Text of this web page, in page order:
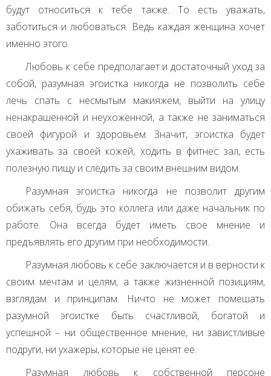
будут относиться к тебе также. То есть уважать,
заботиться и любоваться. Ведь каждая женщина хочет
именно этого.
Любовь к себе предполагает и достаточный уход за
собой, разумная эгоистка никогда не позволить себе
лечь спать с несмытым макияжем, выйти на улицу
ненакрашенной и неухоженной, а также не заниматься
своей фигурой и здоровьем. Значит, эгоистка будет
ухаживать за своей кожей, ходить в фитнес зал, есть
полезную пищу и следить за своим внешним видом.
Разумная эгоистка никогда не позволит другим
обижать себя, будь это коллега или даже начальник по
работе. Она всегда будет иметь свое мнение и
предъявлять его другим при необходимости.
Разумная любовь к себе заключается и в верности к
своим мечтам и целям, а также жизненной позициям,
взглядам и принципам. Ничто не может помешать
разумной эгоистке быть счастливой, богатой и
успешной – ни общественное мнение, ни завистливые
подруги, ни ухажеры, которые не ценят ее.
Разумная любовь к собственной персоне